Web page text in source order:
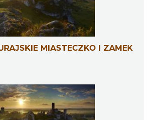
MIASTECZKO I ZAMEK